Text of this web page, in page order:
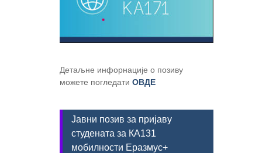
Детаљне инфорнације о позиву
можете погледати ОВДЕ
Јавни позив за пријаву
студената за КА131
мобилности Еразмус+